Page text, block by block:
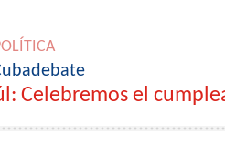
Celebremos el